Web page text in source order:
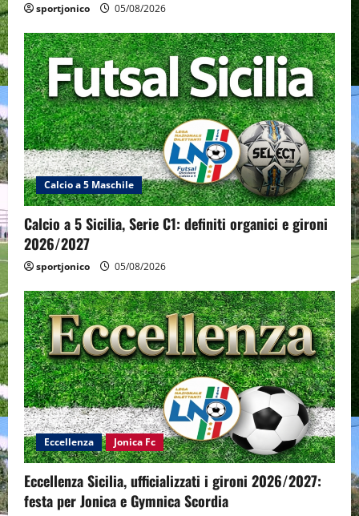
sportjonico 05/08/2026
Calcio a 5 Maschile
Calcio a 5 Sicilia, Serie C1: definiti organici e gironi
2026/2027
sportjonico 05/08/2026
Eccellenza Jonica Fc
Eccellenza Sicilia, ufficializzati i gironi 2026/2027:
festa per Jonica e Gymnica Scordia